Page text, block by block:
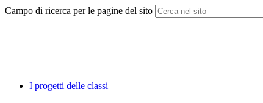
Campo di ricerca per le pagine del sito
I progetti delle classi